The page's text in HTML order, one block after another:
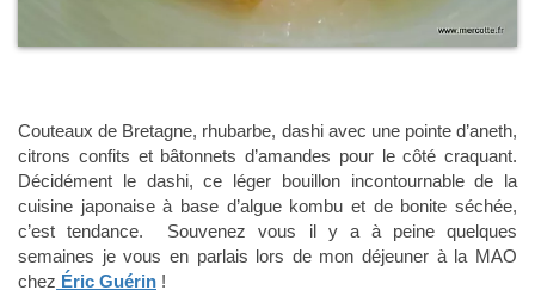
Couteaux de Bretagne, rhubarbe, dashi avec une pointe d’aneth,
citrons confits et bâtonnets d’amandes pour le côté craquant.
Décidément le dashi, ce léger bouillon incontournable de la
cuisine japonaise à base d’algue kombu et de bonite séchée,
c’est tendance. Souvenez vous il y a à peine quelques
semaines je vous en parlais lors de mon déjeuner à la MAO
chez Éric Guérin !